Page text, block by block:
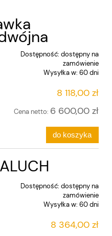
Dostępność: dostępny na
zamówienie
Wysyłka w: 60 dni
8 118,00 zł
Cena netto: 6 600,00 zł
do koszyka
Dostępność: dostępny na
zamówienie
Wysyłka w: 60 dni
8 364,00 zł